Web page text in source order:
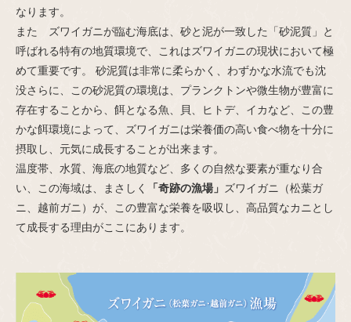
なります。
また ズワイガニが臨む海底は、砂と泥が一致した「砂泥質」と
呼ばれる特有の地質環境で、これはズワイガニの現状において極
めて重要です。 砂泥質は非常に柔らかく、わずかな水流でも沈
没さらに、この砂泥質の環境は、プランクトンや微生物が豊富に
存在することから、餌となる魚、貝、ヒトデ、イカなど、この豊
かな餌環境によって、ズワイガニは栄養価の高い食べ物を十分に
摂取し、元気に成長することが出来ます。
温度帯、水質、海底の地質など、多くの自然な要素が重なり合
い、この海域は、まさしく
「奇跡の漁場」 ズワイガニ（松葉ガ
ニ、越前ガニ）が、この豊富な栄養を吸収し、高品質なカニとし
て成長する理由がここにあります。